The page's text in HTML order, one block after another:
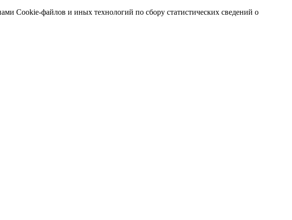
Cookie-файлов и иных технологий по сбору статистических сведений о